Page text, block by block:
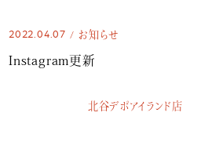
2022.04.07 お知らせ
Instagram更新
北谷デポアイランド店